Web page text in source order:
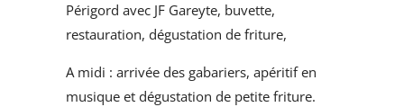
Périgord avec JF Gareyte, buvette,
restauration, dégustation de friture,
A midi : arrivée des gabariers, apéritif en
musique et dégustation de petite friture.